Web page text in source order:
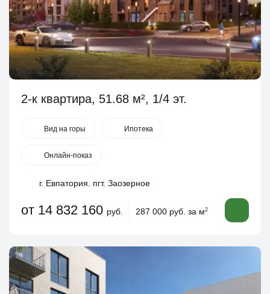
2-к квартира, 51.68 м², 1/4 эт.
Вид на горы Ипотека
Онлайн-показ
г. Евпатория. пгт. Заозерное
от 14 832 160 руб. 287 000 руб. за м2